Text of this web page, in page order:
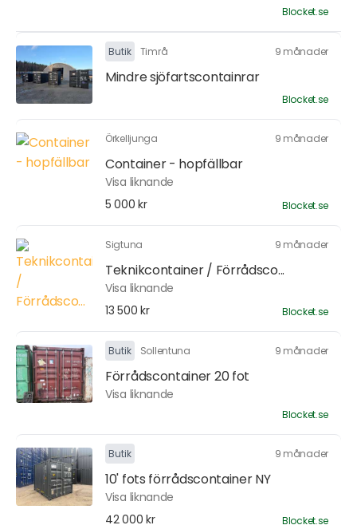
Blocket.se
Butik Timrå 9 månader
Mindre sjöfartscontainrar
Blocket.se
Örkelljunga 9 månader
Container - hopfällbar
Visa liknande
5 000 kr
Blocket.se
Sigtuna 9 månader
Teknikcontainer / Förrådsco...
Visa liknande
13 500 kr
Blocket.se
Butik Sollentuna 9 månader
Förrådscontainer 20 fot
Visa liknande
Blocket.se
Butik 9 månader
10' fots förrådscontainer NY
Visa liknande
42 000 kr
Blocket.se